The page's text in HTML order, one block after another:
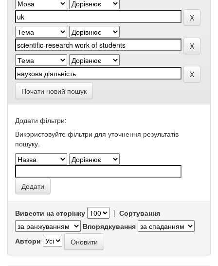
Почати новий пошук
Додати фільтри:
Використовуйте фільтри для уточнення результатів
пошуку.
Вивести на сторінку | Сортування
Впорядкування
Автори